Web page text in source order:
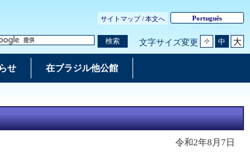
サイトマップ /本文へ Português
検索 文字サイズ変更 小 中 大
せ 在ブラジル他公館
令和2年8月7日